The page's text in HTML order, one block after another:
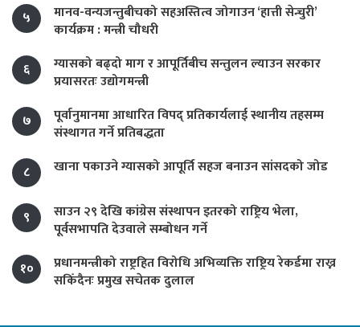
५
मानव-वन्यजन्तुबीचको सहअस्तित्व जोगाउन ‘हात्ती सेन्चुरी’
कार्यक्रम : मन्त्री चौधरी
६
ग्यासको बढ्दो माग र आपूर्तिबीच सन्तुलन ल्याउन सरकार
प्रयासरतः उद्योगमन्त्री
७
पूर्वानुमानमा आधारित विपद् प्रतिकार्यलाई स्थानीय तहसम्म
संस्थागत गर्ने प्रतिबद्धता
८
खाना पकाउने ग्यासको आपूर्ति सहज बनाउन सांसदको जोड
९
साउन २९ देखि कांग्रेस संस्थापन इतरको राष्ट्रिय भेला,
पूर्वसभापति देउवाले सम्बोधन गर्ने
१०
प्रधानमन्त्रीको राष्ट्रहित विरोधि अभिव्यक्ति राष्ट्रिय रेकर्डमा राख्न
सकिँदैनः प्रमुख सचेतक दुलाल